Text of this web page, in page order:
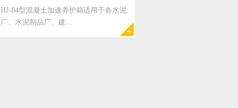
HJ-84型混凝土加速养护箱适用于各水泥
厂、水泥制品厂、建…